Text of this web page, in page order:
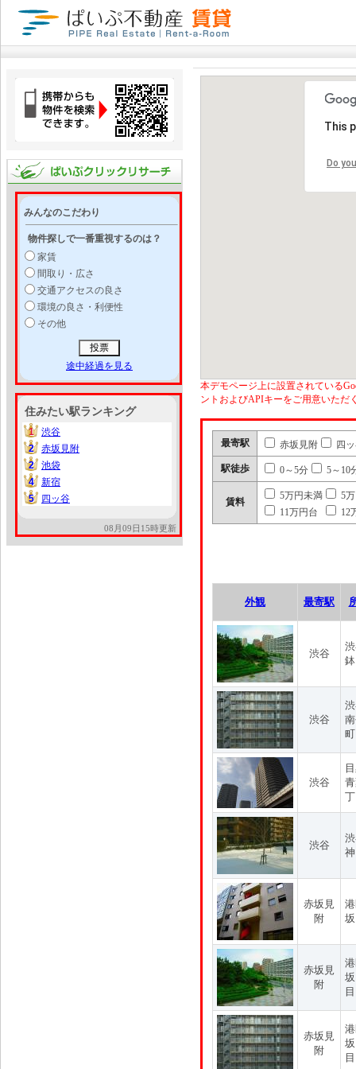
みんなのこだわり
物件探しで一番重視するのは？
家賃
間取り・広さ
交通アクセスの良さ
環境の良さ・利便性
その他
途中経過を見る
住みたい駅ランキング
1
1
渋谷
2
2
赤坂見附
2
2
池袋
4
4
新宿
5
5 四ッ谷
08月09日15時更新
This
Do
本デモページ上に設置されている
ントおよびAPIキーをご用意いただ
最寄駅 赤坂見附 四
駅徒歩 0～5分 5～10
賃料
5万円未満
5
11万円台
12
外観 最寄駅
渋谷
渋谷
渋谷
渋谷
赤坂見
附
赤坂見
附
目
赤坂見
附
目